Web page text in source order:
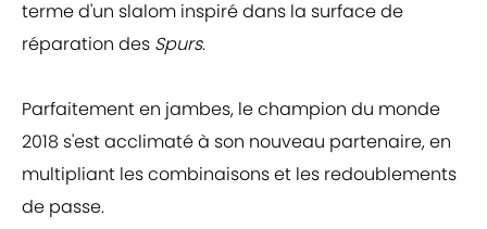
terme d'un slalom inspiré dans la surface de
réparation des Spurs.
Parfaitement en jambes, le champion du monde
2018 s'est acclimaté à son nouveau partenaire, en
multipliant les combinaisons et les redoublements
de passe.